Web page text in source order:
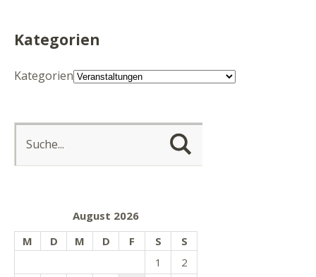
Kategorien
Kategorien
August 2026
M
D M D F S S
1
2